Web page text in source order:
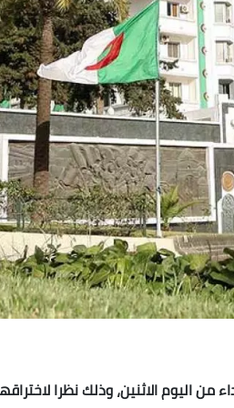
اليوم الاثنين، وذلك نظرا